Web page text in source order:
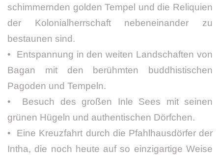
schimmernden golden Tempel und die Reliquien
der Kolonialherrschaft nebeneinander zu
bestaunen sind.
• Entspannung in den weiten Landschaften von
Bagan mit den berühmten buddhistischen
Pagoden und Tempeln.
• Besuch des großen Inle Sees mit seinen
grünen Hügeln und authentischen Dörfchen.
• Eine Kreuzfahrt durch die Pfahlhausdörfer der
Intha, die noch heute auf so einzigartige Weise